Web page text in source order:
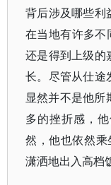
背后涉及哪些利
在当地有许多不
还是得到上级的
长。尽管从仕途
显然并不是他所
多的挫折感，
然，他也依然
潇洒地出入高档